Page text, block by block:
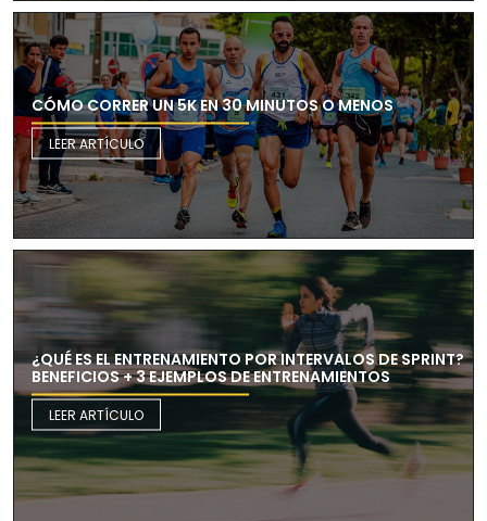
CÓMO CORRER UN 5K EN 30 MINUTOS O MENOS
LEER ARTÍCULO
¿QUÉ ES EL ENTRENAMIENTO POR INTERVALOS DE SPRINT?
BENEFICIOS + 3 EJEMPLOS DE ENTRENAMIENTOS
LEER ARTÍCULO